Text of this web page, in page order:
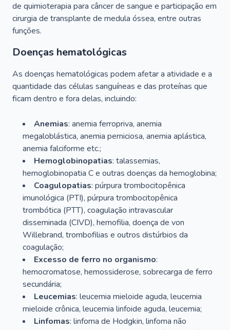
de quimioterapia para câncer de sangue e participação em
cirurgia de transplante de medula óssea, entre outras
funções.
Doenças hematológicas
As doenças hematológicas podem afetar a atividade e a
quantidade das células sanguíneas e das proteínas que
ficam dentro e fora delas, incluindo:
Anemias: anemia ferropriva, anemia
megaloblástica, anemia perniciosa, anemia aplástica,
anemia falciforme etc.;
Hemoglobinopatias: talassemias,
hemoglobinopatia C e outras doenças da hemoglobina;
Coagulopatias: púrpura trombocitopênica
imunológica (PTI), púrpura trombocitopênica
trombótica (PTT), coagulação intravascular
disseminada (CIVD), hemofilia, doença de von
Willebrand, trombofilias e outros distúrbios da
coagulação;
Excesso de ferro no organismo:
hemocromatose, hemossiderose, sobrecarga de ferro
secundária;
Leucemias: leucemia mieloide aguda, leucemia
mieloide crônica, leucemia linfoide aguda, leucemia;
Linfomas: linfoma de Hodgkin, linfoma não